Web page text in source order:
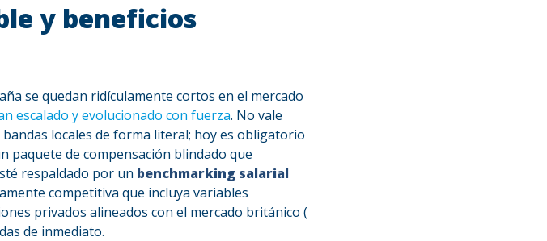
y beneficios
se quedan ridículamente cortos en el mercado
escalado y evolucionado con fuerza. No vale
locales de forma literal; hoy es obligatorio
paquete de compensación blindado que
respaldado por un benchmarking salarial
competitiva que incluya variables
privados alineados con el mercado británico (
de inmediato.